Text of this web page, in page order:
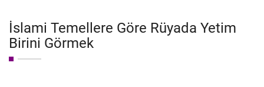
İslami Temellere Göre Rüyada Yetim
Birini Görmek